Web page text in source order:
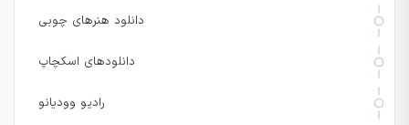
دانلود هنرهای چوبی
دانلودهای اسکچاپ
رادیو وودیانو